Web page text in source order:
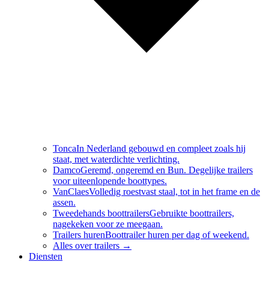
ToncaIn Nederland gebouwd en compleet zoals hij
staat, met waterdichte verlichting.
DamcoGeremd, ongeremd en Bun. Degelijke trailers
voor uiteenlopende boottypes.
VanClaesVolledig roestvast staal, tot in het frame en de
assen.
Tweedehands boottrailersGebruikte boottrailers,
nagekeken voor ze meegaan.
Trailers hurenBoottrailer huren per dag of weekend.
Alles overtrailers →
Diensten